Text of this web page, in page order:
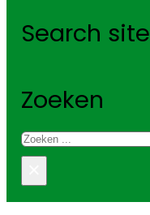
Search site
Zoeken